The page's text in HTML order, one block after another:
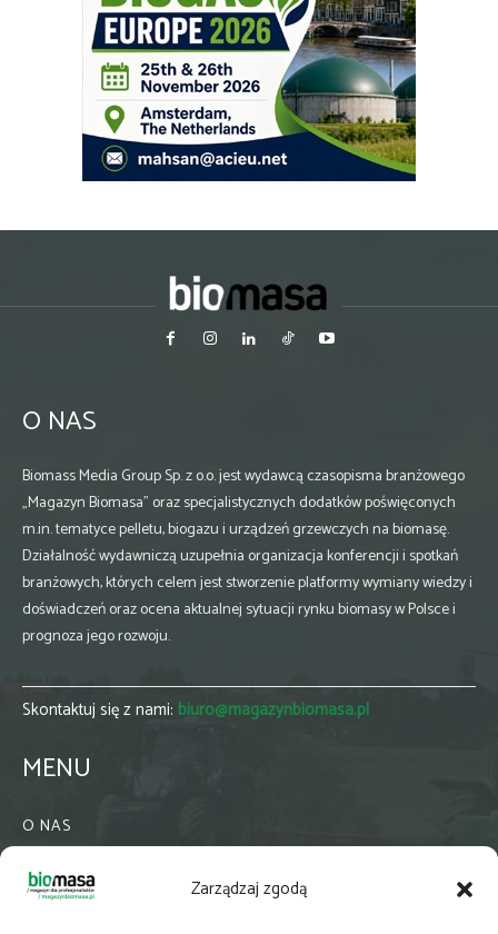
Zarządzaj zgodą
O NAS
Biomass Media Group Sp. z o.o. jest wydawcą czasopisma branżowego
„Magazyn Biomasa” oraz specjalistycznych dodatków poświęconych
m.in. tematyce pelletu, biogazu i urządzeń grzewczych na biomasę.
Działalność wydawniczą uzupełnia organizacja konferencji i spotkań
branżowych, których celem jest stworzenie platformy wymiany wiedzy i
doświadczeń oraz ocena aktualnej sytuacji rynku biomasy w Polsce i
prognoza jego rozwoju.
Skontaktuj się z nami: biuro@magazynbiomasa.pl
MENU
O NAS
WSPÓŁPRACA